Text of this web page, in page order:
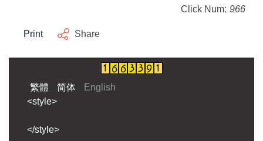
Click Num: 966
Print Share
繁體 简体
English
<style>
</style>